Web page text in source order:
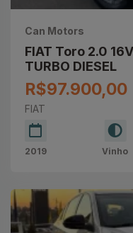
Can Motors
FIAT Toro 2.0
TURBO DIESEL
R$97.900,00
FIAT
2019 Vinho